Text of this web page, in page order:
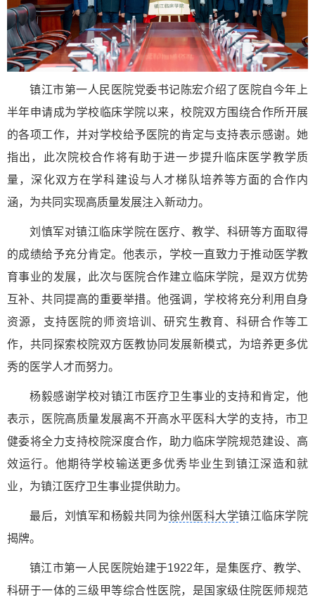
镇江市第一人民医院党委书记陈宏介绍了医院自今年上
半年申请成为学校临床学院以来，校院双方围绕合作所开展
的各项工作，并对学校给予医院的肯定与支持表示感谢。她
指出，此次院校合作将有助于进一步提升临床医学教学质
量，深化双方在学科建设与人才梯队培养等方面的合作内
涵，为共同实现高质量发展注入新动力。
刘慎军对镇江临床学院在医疗、教学、科研等方面取得
的成绩给予充分肯定。他表示，学校一直致力于推动医学教
育事业的发展，此次与医院合作建立临床学院，是双方优势
互补、共同提高的重要举措。他强调，学校将充分利用自身
资源，支持医院的师资培训、研究生教育、科研合作等工
作，共同探索校院双方医教协同发展新模式，为培养更多优
秀的医学人才而努力。
杨毅感谢学校对镇江市医疗卫生事业的支持和肯定，他
表示，医院高质量发展离不开高水平医科大学的支持，市卫
健委将全力支持校院深度合作，助力临床学院规范建设、高
效运行。他期待学校输送更多优秀毕业生到镇江深造和就
业，为镇江医疗卫生事业提供助力。
最后，刘慎军和杨毅共同为徐州医科大学镇江临床学院
揭牌。
镇江市第一人民医院始建于1922年，是集医疗、教学、
科研于一体的三级甲等综合性医院，是国家级住院医师规范